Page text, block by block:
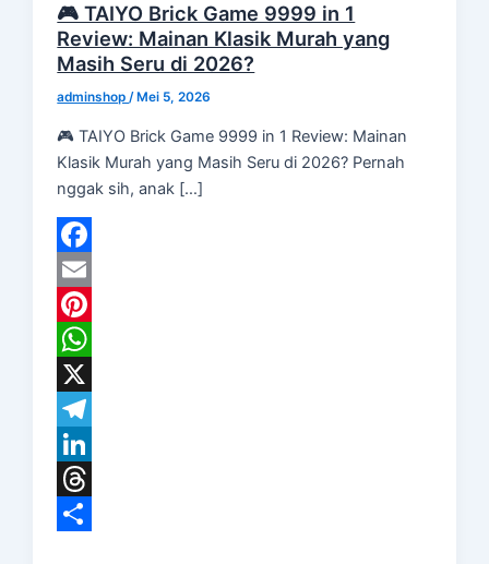
🎮 TAIYO Brick Game 9999 in 1
Review: Mainan Klasik Murah yang
Masih Seru di 2026?
adminshop/ Mei 5, 2026
🎮 TAIYO Brick Game 9999 in 1 Review: Mainan
Klasik Murah yang Masih Seru di 2026? Pernah
nggak sih, anak […]
Facebook
Email
Pinterest
WhatsApp
X
Telegram
LinkedIn
Threads